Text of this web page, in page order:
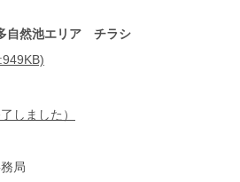
自然池エリア チラシ
しました）
局